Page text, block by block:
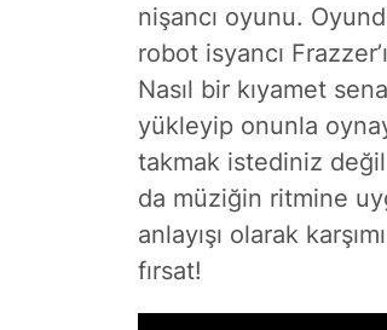
nişancı oyunu.
robot isyancı
Nasıl bir kıyamet
yükleyip onunla
takmak istediniz değil
da müziğin ritmine
anlayışı olarak
fırsat!